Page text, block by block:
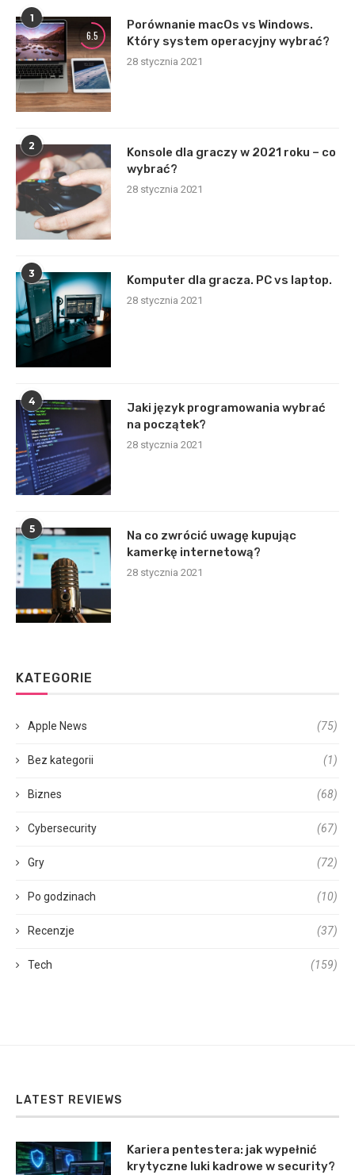
1
6.5
Porównanie macOs vs Windows.
Który system operacyjny wybrać?
28 stycznia 2021
2
Konsole dla graczy w 2021 roku – co
wybrać?
28 stycznia 2021
3
Komputer dla gracza. PC vs laptop.
28 stycznia 2021
4
Jaki język programowania wybrać
na początek?
28 stycznia 2021
5
Na co zwrócić uwagę kupując
kamerkę internetową?
28 stycznia 2021
KATEGORIE
Apple News (75)
Bez kategorii (1)
Biznes (68)
Cybersecurity (67)
Gry (72)
Po godzinach (10)
Recenzje (37)
Tech (159)
LATEST REVIEWS
Kariera pentestera: jak wypełnić
krytyczne luki kadrowe w security?